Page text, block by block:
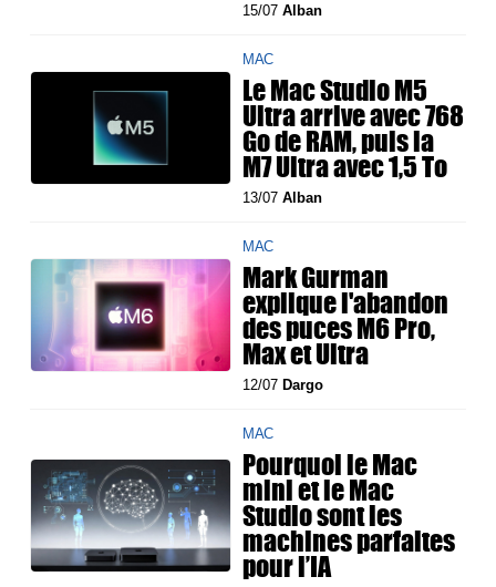
15/07Alban
MAC
Le Mac Studio M5
Ultra arrive avec 768
Go de RAM, puis la
M7 Ultra avec 1,5 To
13/07Alban
MAC
Mark Gurman
explique l'abandon
des puces M6 Pro,
Max et Ultra
12/07Dargo
MAC
Pourquoi le Mac
mini et le Mac
Studio sont les
machines parfaites
pour l’IA